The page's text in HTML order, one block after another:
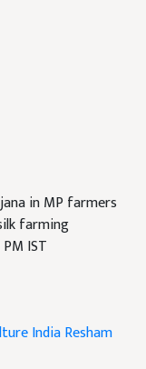
in MP farmers
farming
IST
IndiaResham